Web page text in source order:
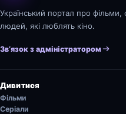
Український портал про фільми,
людей, які люблять кіно.
Зв’язок з адміністратором
Дивитися
Фільми
Серіали